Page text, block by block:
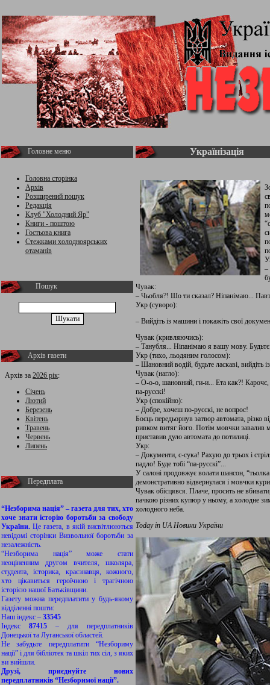
Головне меню
Головна сторінка
Архів
Розширений пошук
Редакція
Клуб "Холодний Яр"
Книги - поштою
Гостьова книга
Стежками холодноярських
отаманів
Пошук
Архів газети
Архів за 2026 рік:
Січень
Лютий
Березень
Квітень
Травень
Червень
Липень
Передплата
“Незборима нація” – газета для тих, хто
хоче знати історію боротьби за свободу
України.Це газета, в якій висвітлюються
невідомі сторінки Визвольної боротьби за
незалежність.
“Незборима нація” може стати
неоціненним другом вчителя, школяра,
студента, історика, краєзнавця, кожного,
хто цікавиться героїчною і трагічною
історією нашої Батьківщини.
Газету можна передплатити у будь-якому
відділенні пошти:
Наш індекс – 33545
Індекс 87415 – для передплатників
Донецької та Луганської областей.
Не забудьте передплатити “Незбориму
нації” і для бібліотек та шкіл тих сіл, з яких
ви вийшли.
Друзі, приєднуйте нових
передплатників “Незборимої нації”.
Українізація
–
Чувак:
– Чьобля?! Шо ти сказал? Ніпанімаю...
Укр (суворо):
– Вийдіть із машини і покажіть свої
Чувак (кривляючись):
– Танубля... Ніпанімаю я вашу мову.
Укр (тихо, льодяним голосом):
– Шановний водій, будьте ласкаві, вийдіть
Чувак (нагло):
– О-о-о, шановний, ги-и... Ета как?!
па-русскі!
Укр (спокійно):
– Добре, хочеш по-русскі, не вопрос!
Боєць передьорнув затвор автомата, різко
ривком витяг його. Потім мовчки завалив
приставив дуло автомата до потилиці.
Укр:
– Документи, с-сука! Рахую до трьох і
падло! Буде тобі “па-русскі”...
У салоні продовжує волати шансон,
демонстративно відвернулася і мовчки
Чувак обісцявся. Плаче, просить не
пачкою різних купюр у ньому, а холодне
холодного неба.
Today in UA Новини України